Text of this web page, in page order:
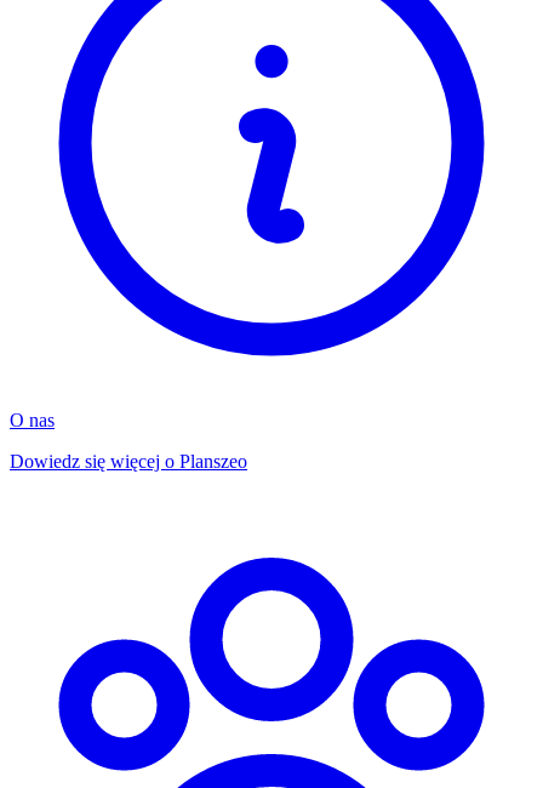
O nas
Dowiedz się więcej o Planszeo